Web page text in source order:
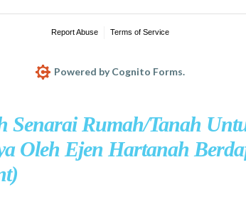
Senarai Rumah/Tanah
Oleh Ejen Hartanah